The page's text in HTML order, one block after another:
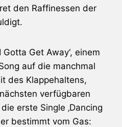
den Raffinessen der
Get Away‘, einem
auf die manchmal
des Klappehaltens,
verfügbaren
erste Single ‚Dancing
bestimmt vom Gas: